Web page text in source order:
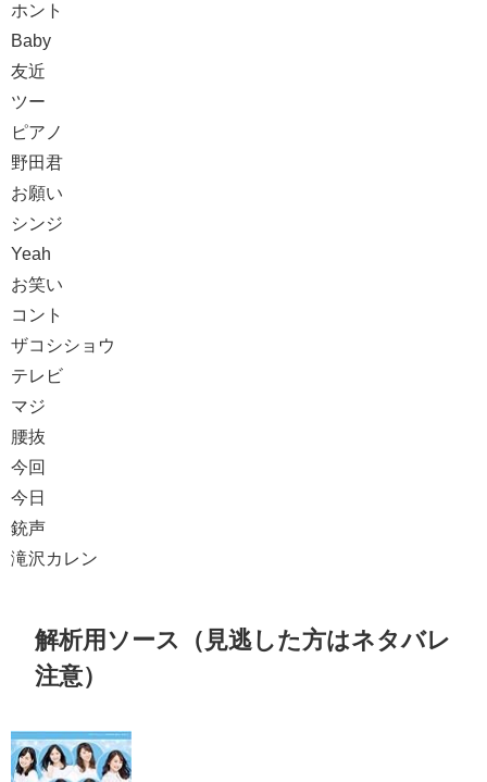
ホント
Baby
友近
ツー
ピアノ
野田君
お願い
シンジ
Yeah
お笑い
コント
ザコシショウ
テレビ
マジ
腰抜
今回
今日
銃声
滝沢カレン
解析用ソース（見逃した方はネタバレ
注意）